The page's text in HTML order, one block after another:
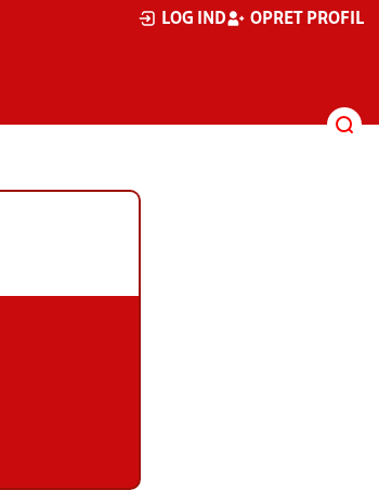
LOG IND OPRET PROFIL